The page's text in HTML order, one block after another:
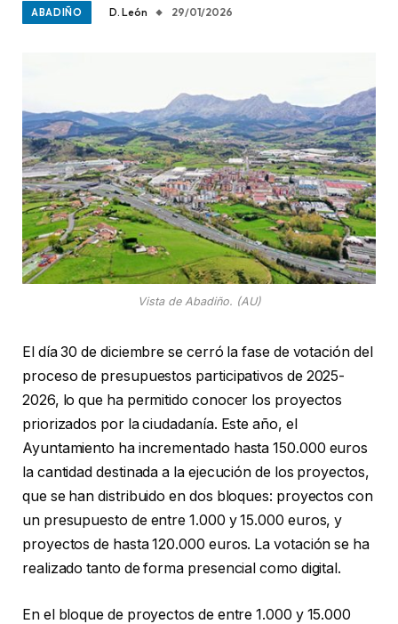
ABADIÑO D. León 29/01/2026
Vista de Abadiño. (AU)
El día 30 de diciembre se cerró la fase de votación del
proceso de presupuestos participativos de 2025-
2026, lo que ha permitido conocer los proyectos
priorizados por la ciudadanía. Este año, el
Ayuntamiento ha incrementado hasta 150.000 euros
la cantidad destinada a la ejecución de los proyectos,
que se han distribuido en dos bloques: proyectos con
un presupuesto de entre 1.000 y 15.000 euros, y
proyectos de hasta 120.000 euros. La votación se ha
realizado tanto de forma presencial como digital.
En el bloque de proyectos de entre 1.000 y 15.000